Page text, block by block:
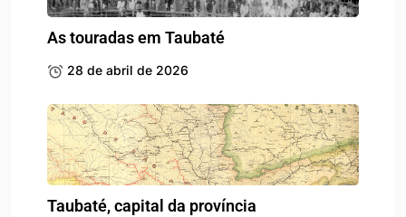
As touradas em Taubaté
28 de abril de 2026
Taubaté, capital da província